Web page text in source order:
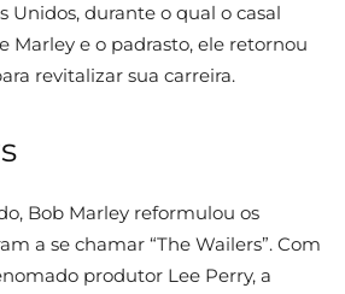
Unidos, durante o qual o casal
Marley e o padrasto, ele retornou
revitalizar sua carreira.
Bob Marley reformulou os
a se chamar “The Wailers”. Com
produtor Lee Perry, a